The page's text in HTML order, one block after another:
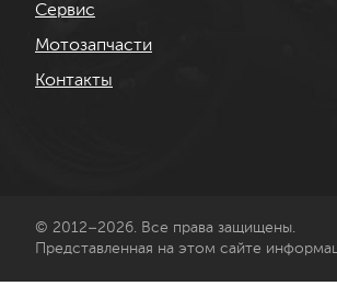
Сервис
Мотозапчасти
Контакты
© 2012–2026. Все права защищены.
Представленная на этом сайте